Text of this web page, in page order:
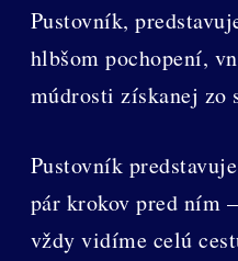
Pustovník,
hlbšom pochopení,
múdrosti získanej zo
Pustovník
pár krokov pred ním
vždy vidíme celú